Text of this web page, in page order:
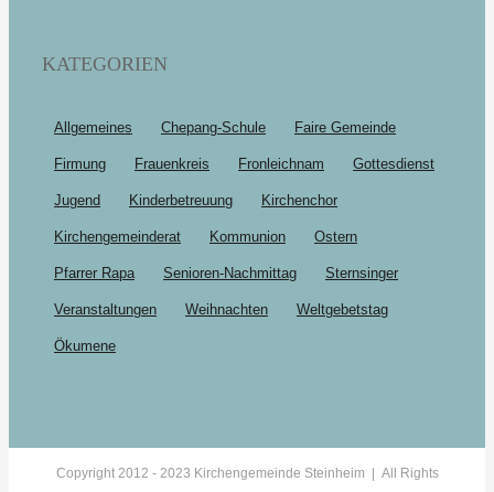
KATEGORIEN
Allgemeines Chepang-Schule Faire Gemeinde
Firmung Frauenkreis Fronleichnam Gottesdienst
Jugend Kinderbetreuung Kirchenchor
Kirchengemeinderat Kommunion Ostern
Pfarrer Rapa Senioren-Nachmittag Sternsinger
Veranstaltungen Weihnachten Weltgebetstag
Ökumene
Copyright 2012 - 2023 Kirchengemeinde Steinheim | All Rights